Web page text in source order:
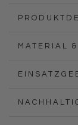
MATERIAL